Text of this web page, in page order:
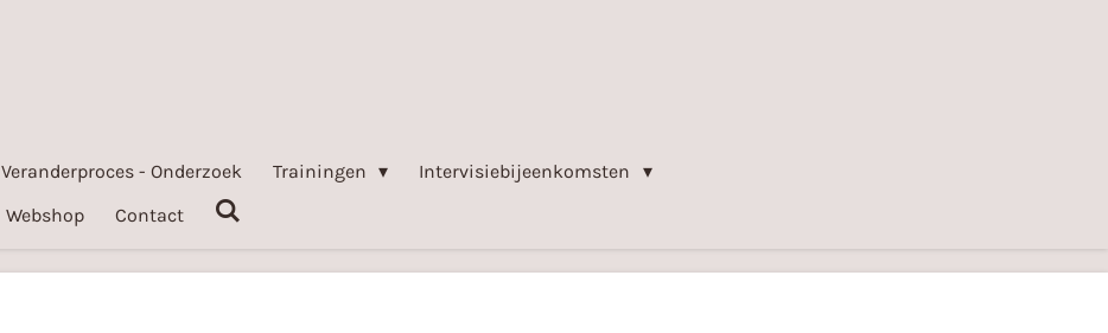
Veranderproces - Onderzoek Trainingen
Intervisiebijeenkomsten
Webshop Contact